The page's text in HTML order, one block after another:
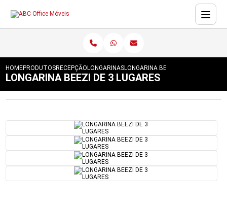
HOMEPRODUTOSRECEPÇÃO LONGARINASLONGARINA BEEZI DE 3 LUGARES
LONGARINA BEEZI DE 3 LUGARES